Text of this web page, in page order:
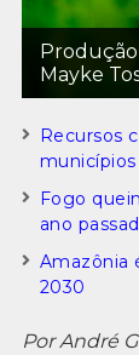
Mayke
Recursos
Fogo
ano
Amazônia
2030
Por André